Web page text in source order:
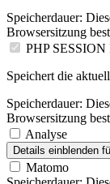
Speicherdauer:
Browsersitzung
PHP SESSION
Speichert die
Speicherdauer:
Browsersitzung
Analyse
Details einblenden
Matomo